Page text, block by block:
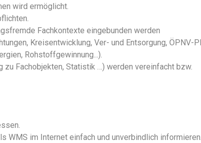
wird ermöglicht.
.
Fachkontexte eingebunden werden
Kreisentwicklung, Ver- und Entsorgung, ÖPNV-
Rohstoffgewinnung...).
Fachobjekten, Statistik …) werden vereinfacht bzw.
en.
WMS im Internet einfach und unverbindlich informieren.